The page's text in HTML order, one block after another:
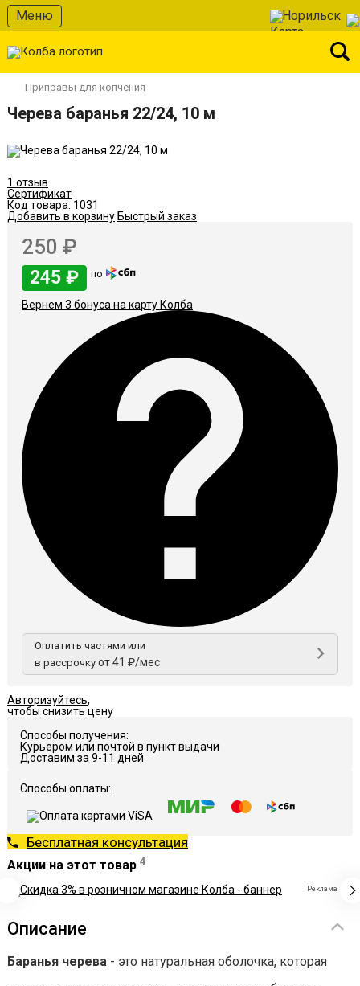
Меню Норильск
Приправы для копчения
Черева баранья 22/24, 10 м
1 отзыв
Сертификат
Код товара: 1031
В избранное
Добавить в корзину Быстрый заказ
250 ₽
245 ₽ по
Вернем 3 бонуса на карту Колба
Оплатить частями или
в рассрочку от 41 ₽/мес
Авторизуйтесь,
чтобы снизить цену
Способы получения:
Курьером или почтой в пункт выдачи
Доставим за 9-11 дней
Способы оплаты:
Бесплатная консультация
Акции на этот товар 4
Реклама
Описание
Баранья черева - это натуральная оболочка, которая